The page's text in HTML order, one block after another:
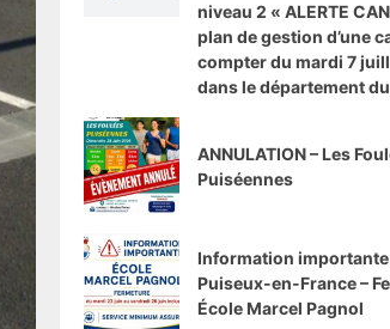
niveau 2 « ALERTE
plan de gestion d’une
compter du mardi 7
dans le département du
ANNULATION – Les
Puiséennes
Information importante
Puiseux-en-France –
École Marcel Pagnol